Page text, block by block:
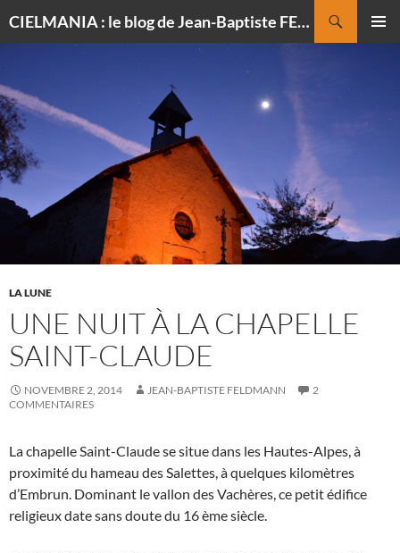
CIELMANIA : le blog de Jean-Baptiste FELDMANN, photographe du ciel
LA LUNE
UNE NUIT À LA CHAPELLE
SAINT-CLAUDE
NOVEMBRE 2, 2014 JEAN-BAPTISTE FELDMANN
2
COMMENTAIRES
La chapelle Saint-Claude se situe dans les Hautes-Alpes, à
proximité du hameau des Salettes, à quelques kilomètres
d’Embrun. Dominant le vallon des Vachères, ce petit édifice
religieux date sans doute du 16 ème siècle.